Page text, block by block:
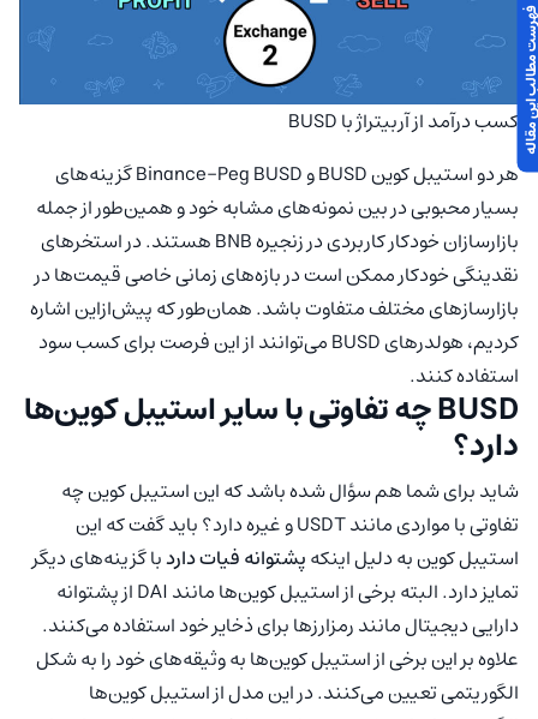
کسب درآمد از آربیتراژ با BUSD
هر دو استیبل کوین BUSD و Binance-Peg BUSD گزینه‌های
بسیار محبوبی در بین نمونه‌های مشابه خود و همین‌طور از جمله
بازارسازان خودکار کاربردی در زنجیره BNB هستند. در استخرهای
نقدینگی خودکار ممکن است در بازه‌های زمانی خاصی قیمت‌ها در
بازارسازهای مختلف متفاوت باشد. همان‌طور که پیش‌ازاین اشاره
کردیم، هولدرهای BUSD می‌توانند از این فرصت برای کسب سود
استفاده کنند.
BUSD چه تفاوتی با سایر استیبل کوین‌ها
دارد؟
شاید برای شما هم سؤال شده باشد که این استیبل کوین چه
تفاوتی با مواردی مانند USDT و غیره دارد؟ باید گفت که این
استیبل کوین به دلیل اینکهپشتوانه فیات داردبا گزینه‌های دیگر
تمایز دارد. البته برخی از استیبل کوین‌ها مانند DAI از پشتوانه
دارایی دیجیتال مانند رمزارزها برای ذخایر خود استفاده می‌کنند.
علاوه بر این برخی از استیبل کوین‌ها به وثیقه‌های خود را به شکل
الگوریتمی تعیین می‌کنند. در این مدل از استیبل کوین‌ها
مقاله